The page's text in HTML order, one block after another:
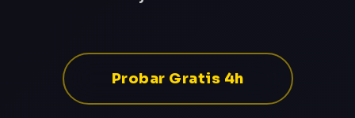
Probar Gratis 4h